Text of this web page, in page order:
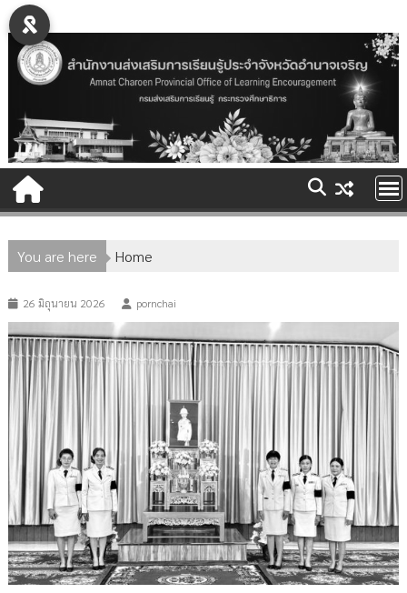
Skip
to
content
You are here Home
26 มิถุนายน 2026 pornchai